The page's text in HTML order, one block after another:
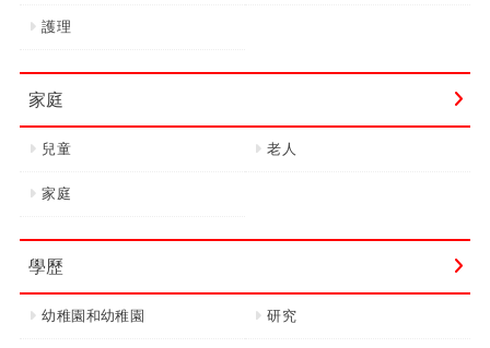
護理
家庭
兒童 老人
家庭
學歷
幼稚園和幼稚園 研究